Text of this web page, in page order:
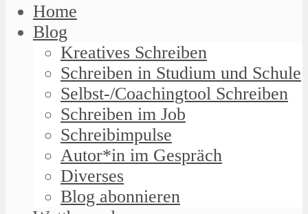
Home
Blog
Kreatives Schreiben
Schreiben in Studium und Schule
Selbst-/Coachingtool Schreiben
Schreiben im Job
Schreibimpulse
Autor*in im Gespräch
Diverses
Blog abonnieren